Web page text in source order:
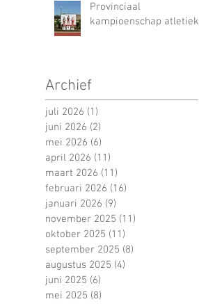
Provinciaal
kampioenschap atletiek
Archief
juli 2026 (1)
juni 2026 (2)
mei 2026 (6)
april 2026 (11)
maart 2026 (11)
februari 2026 (16)
januari 2026 (9)
november 2025 (11)
oktober 2025 (11)
september 2025 (8)
augustus 2025 (4)
juni 2025 (6)
mei 2025 (8)